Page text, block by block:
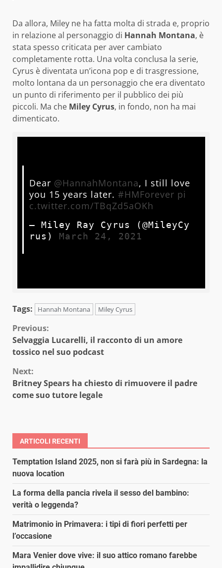
Da allora, Miley ne ha fatta molta di strada e, proprio
in relazione al personaggio di Hannah Montana, è
stata spesso criticata per aver cambiato
completamente rotta. Una volta conclusa la serie,
Cyrus è diventata un’icona pop e di trasgressione,
molto lontana da un personaggio che era diventato
un punto di riferimento per il pubblico dei più
piccoli. Ma che Miley Cyrus, in fondo, non ha mai
dimenticato.
Dear @HannahMontana, I still love
you 15 years later. #HMForever pi
c.twitter.com/TBqZd5aOKh
— Miley Ray Cyrus (@MileyCy
rus) March 24, 2021
Tags: Hannah Montana Miley Cyrus
Continue
Reading
Previous:
Selvaggia Lucarelli, il racconto di un amore
tossico nel suo podcast
Next:
Britney Spears ha chiesto di rimuovere il padre
come suo tutore legale
ARTICOLI RECENTI
Temptation Island 2025, non si farà più in Sardegna: la
nuova location
La forma della pancia rivela il sesso del bambino:
verità o leggenda?
Matrimonio in Primavera: i tipi di fiori perfetti per
l’occasione
Mara Venier dove vive: il suo attico romano farebbe